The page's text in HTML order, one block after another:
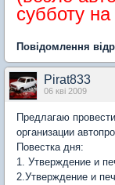
субботу
Повідомлення
Pirat833
06 кві 2009
Предлагаю
организации
Повестка дня:
1. Утверждение и
2.Утверждение и